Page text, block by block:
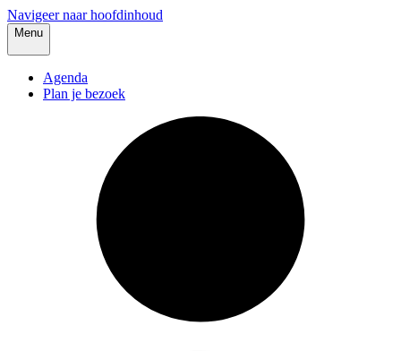
Navigeer naar hoofdinhoud
Menu
Agenda
Plan je bezoek